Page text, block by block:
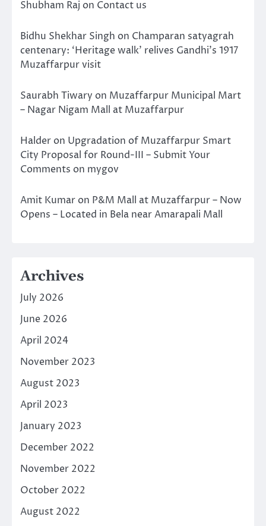
Shubham Raj on Contact us
Bidhu Shekhar Singh on Champaran satyagrah
centenary: ‘Heritage walk’ relives Gandhi’s 1917
Muzaffarpur visit
Saurabh Tiwary on Muzaffarpur Municipal Mart
– Nagar Nigam Mall at Muzaffarpur
Halder on Upgradation of Muzaffarpur Smart
City Proposal for Round-III – Submit Your
Comments on mygov
Amit Kumar on P&M Mall at Muzaffarpur – Now
Opens – Located in Bela near Amarapali Mall
Archives
July 2026
June 2026
April 2024
November 2023
August 2023
April 2023
January 2023
December 2022
November 2022
October 2022
August 2022